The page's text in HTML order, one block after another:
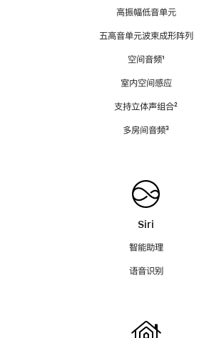
高振幅低音单元
五高音单元波束成形阵列
空间音频脚
¹
室内空间感应
支持立体声组合脚
²
多房间音频脚
³
Siri
智能助理
语音识别